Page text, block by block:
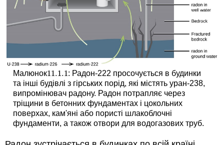
Малюнок11.1.1
11.1.1: Радон-222 просочується в будинки
та інші будівлі з гірських порід, які містять уран-238,
випромінювач радону. Радон потрапляє через
тріщини в бетонних фундаментах і цокольних
поверхах, кам'яні або пористі шлакоблочні
фундаменти, а також отвори для водогазових труб.